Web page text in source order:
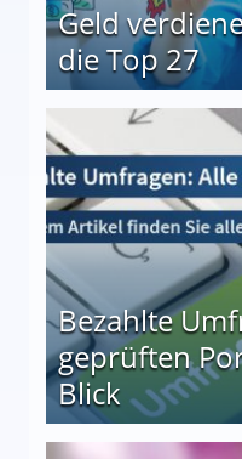
Geld
die Top 27
Bezahlte
geprüften
Blick
auf einen Blick